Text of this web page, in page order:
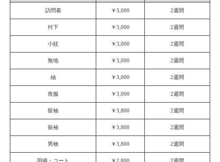
訪問着 ￥3,000 2週間
付下 ￥3,000 2週間
小紋 ￥3,000 2週間
無地 ￥3,000 2週間
紬 ￥3,000 2週間
喪服 ￥3,000 2週間
留袖 ￥3,800 2週間
振袖 ￥3,800 2週間
男物 ￥3,800 2週間
羽織・コート ￥2,800 2週間